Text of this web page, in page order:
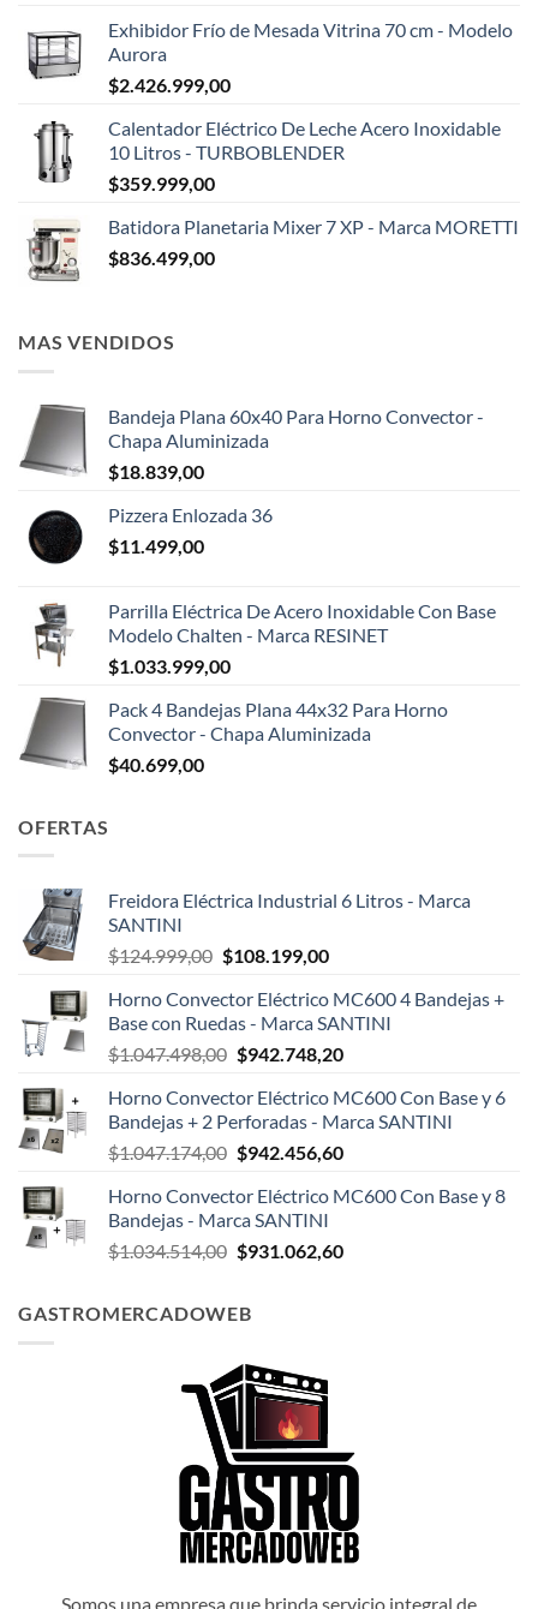
Exhibidor Frío de Mesada Vitrina 70 cm - Modelo
Aurora
$2.426.999,00
Calentador Eléctrico De Leche Acero Inoxidable
10 Litros - TURBOBLENDER
$359.999,00
Batidora Planetaria Mixer 7 XP - Marca MORETTI
$836.499,00
MAS VENDIDOS
Bandeja Plana 60x40 Para Horno Convector -
Chapa Aluminizada
$18.839,00
Pizzera Enlozada 36
$11.499,00
Parrilla Eléctrica De Acero Inoxidable Con Base
Modelo Chalten - Marca RESINET
$1.033.999,00
Pack 4 Bandejas Plana 44x32 Para Horno
Convector - Chapa Aluminizada
$40.699,00
OFERTAS
Freidora Eléctrica Industrial 6 Litros - Marca
SANTINI
$124.999,00 El
original
era:
$124.999,00.
$108.199,00El
actual
es:
$108.199,00.
Horno Convector Eléctrico MC600 4 Bandejas +
Base con Ruedas - Marca SANTINI
$1.047.498,00 El
original
era:
$1.047.498,00.
$942.748,20El
actual
es:
$942.748,20.
Horno Convector Eléctrico MC600 Con Base y 6
Bandejas + 2 Perforadas - Marca SANTINI
$1.047.174,00 El
original
era:
$1.047.174,00.
$942.456,60El
actual
$942.456,60.
Horno Convector Eléctrico MC600 Con Base y 8
Bandejas - Marca SANTINI
$1.034.514,00 El
era:
$931.062,60El
GASTROMERCADOWEB
Somos una empresa que brinda servicio integral de